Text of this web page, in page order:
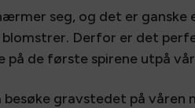
seg, og det er
Derfor er det
de første spirene utpå
gravstedet på